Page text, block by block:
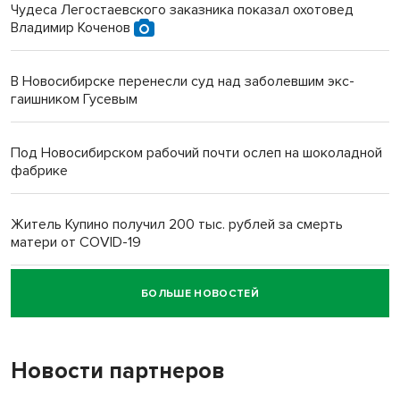
Чудеса Легостаевского заказника показал охотовед
Владимир Коченов
В Новосибирске перенесли суд над заболевшим экс-
гаишником Гусевым
Под Новосибирском рабочий почти ослеп на шоколадной
фабрике
Житель Купино получил 200 тыс. рублей за смерть
матери от COVID-19
Новосибирский суд наказал водителя за смерть
пенсионерки на вокзале
«Мы живём на пастбище!»: в новосибирском селе лошади
терроризируют жителей
БОЛЬШЕ НОВОСТЕЙ
Новости партнеров